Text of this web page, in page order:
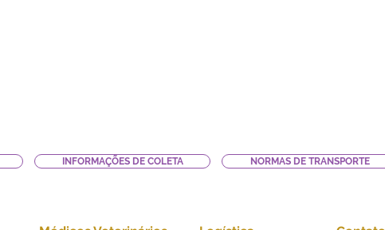
INFORMAÇÕES DE COLETA NORMAS DE TRANSPORTE